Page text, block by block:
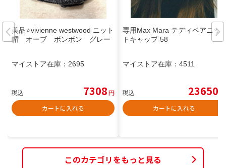
美品⭐️vivienne westwood ニット
帽 オーブ ボンボン グレー
マイストア在庫： 2695
税込 7308円
カートに入れる
専用Max Mara テディベアニッ
トキャップ 58
マイストア在庫： 4511
税込 23650
カートに入れる
このカテゴリをもっと見る